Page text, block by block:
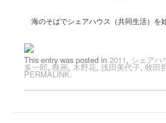
海のそばでシェアハウス（共同生活）を
This entry was posted in 2011, シェアハ
多一郎,映画,木野花, 浅田美代子,牧田
PERMALINK.